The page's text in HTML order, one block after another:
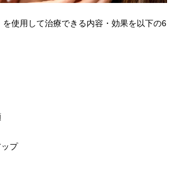
を使用して治療できる内容・効果を以下の6
プ